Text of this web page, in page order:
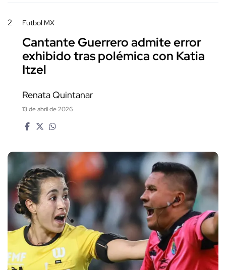
2 Futbol MX
Cantante Guerrero admite error
exhibido tras polémica con Katia
Itzel
Renata Quintanar
13 de abril de 2026